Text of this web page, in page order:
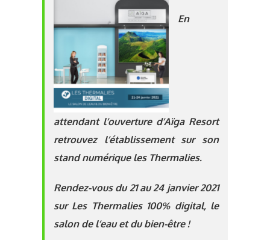
En
attendant l’ouverture d’Aïga Resort
retrouvez l’établissement sur son
stand numérique les Thermalies.
Rendez-vousdu 21 au 24 janvier 2021
sur Les Thermalies 100% digital, le
salon de l’eau et du bien-être !